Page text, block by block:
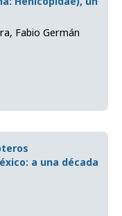
Fabio Germán
a una década